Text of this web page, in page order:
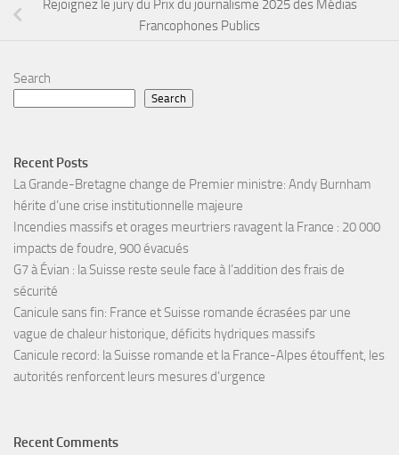
Rejoignez le jury du Prix du journalisme 2025 des Médias
Francophones Publics
Search
Search
Recent Posts
La Grande-Bretagne change de Premier ministre: Andy Burnham
hérite d’une crise institutionnelle majeure
Incendies massifs et orages meurtriers ravagent la France : 20 000
impacts de foudre, 900 évacués
G7 à Évian : la Suisse reste seule face à l’addition des frais de
sécurité
Canicule sans fin: France et Suisse romande écrasées par une
vague de chaleur historique, déficits hydriques massifs
Canicule record: la Suisse romande et la France-Alpes étouffent, les
autorités renforcent leurs mesures d’urgence
Recent Comments